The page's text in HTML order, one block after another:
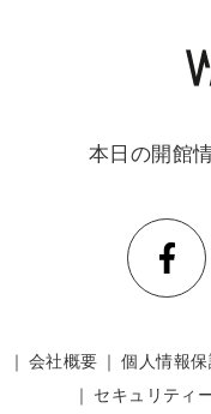
本日の開館
｜ 会社概要 ｜個人情報
｜ セキュリティ